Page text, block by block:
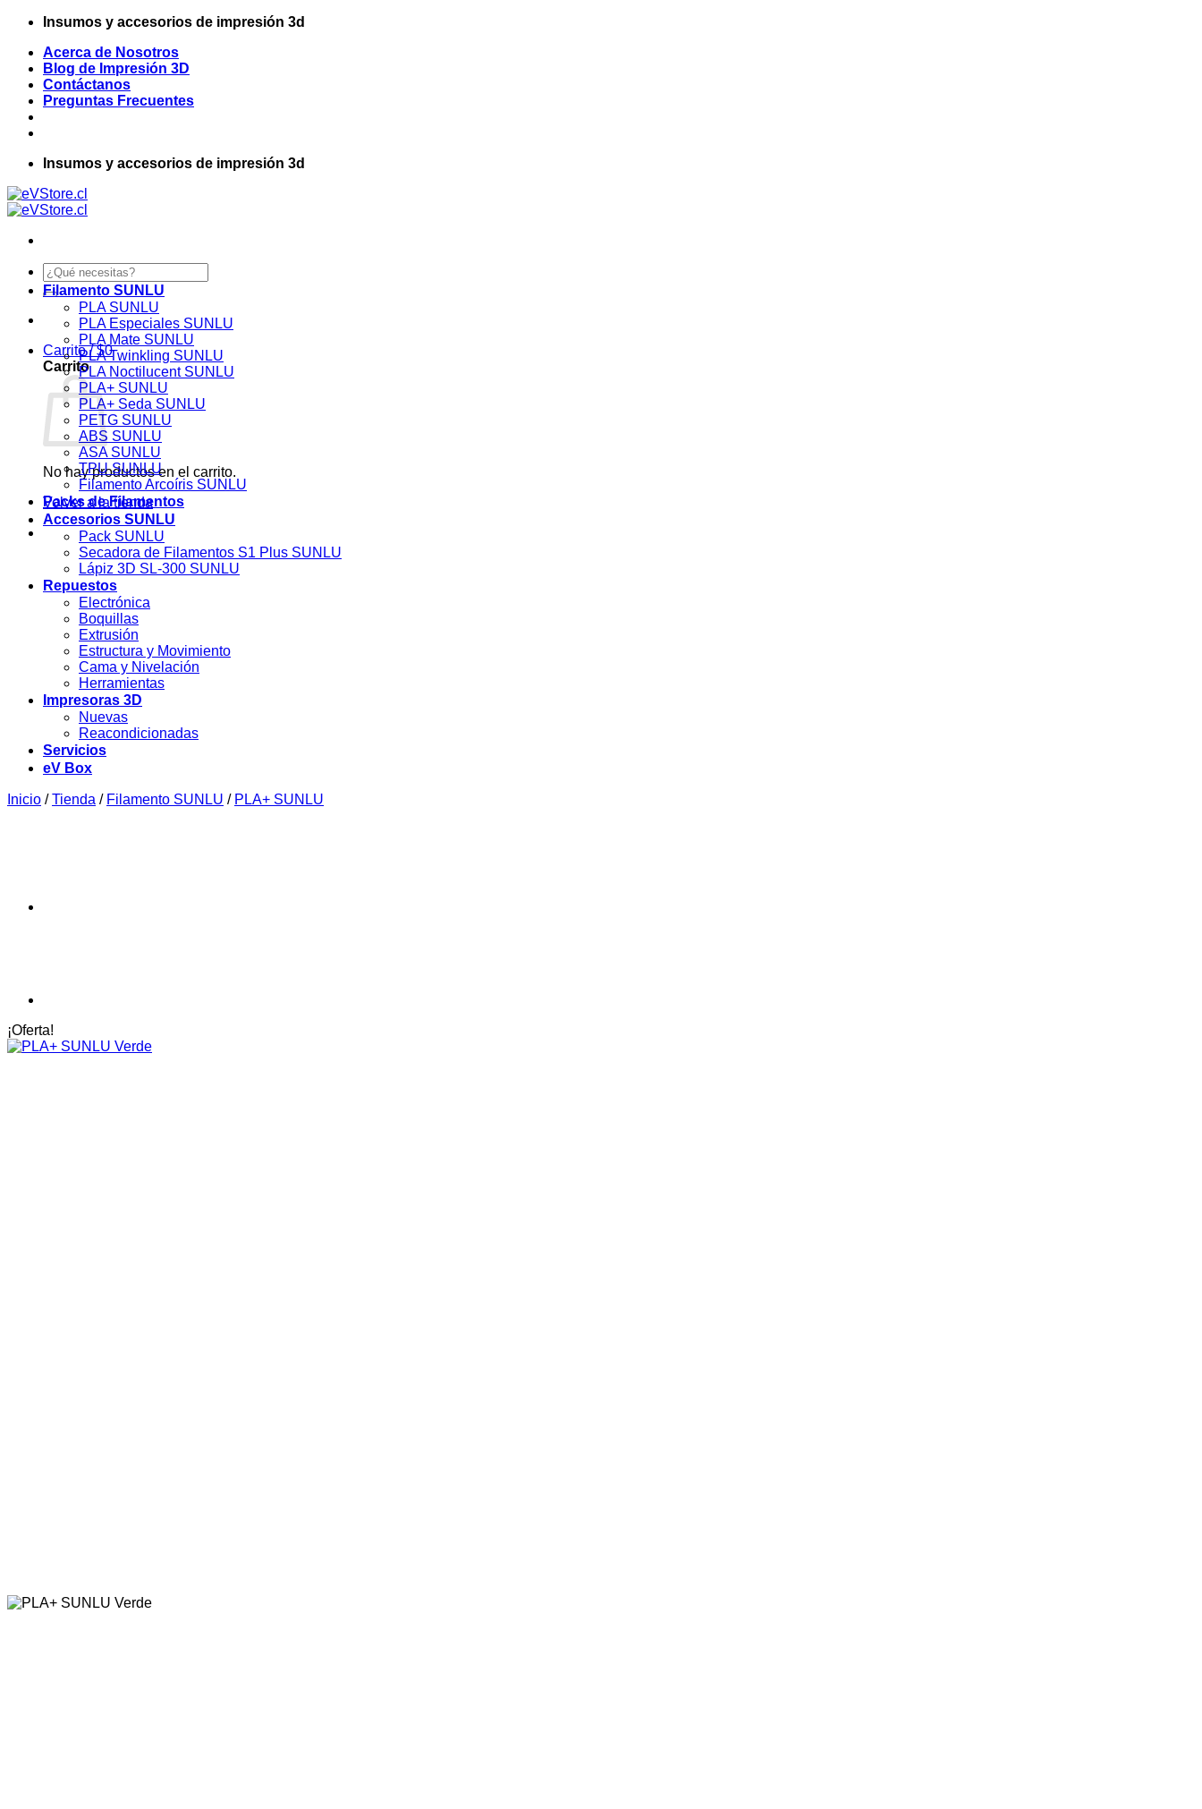
Saltar
contenido
Insumos y accesorios de impresión 3d
Acerca de Nosotros
Blog de Impresión 3D
Contáctanos
Preguntas Frecuentes
Insumos y accesorios de impresión 3d
Buscar
por:
Carrito /$0
Carrito
No hay productos en el carrito.
Volver a la tienda
Filamento SUNLU
PLA SUNLU
PLA Especiales SUNLU
PLA Mate SUNLU
PLA Twinkling SUNLU
PLA Noctilucent SUNLU
PLA+ SUNLU
PLA+ Seda SUNLU
PETG SUNLU
ABS SUNLU
ASA SUNLU
TPU SUNLU
Filamento Arcoíris SUNLU
Packs de Filamentos
Accesorios SUNLU
Pack SUNLU
Secadora de Filamentos S1 Plus SUNLU
Lápiz 3D SL-300 SUNLU
Repuestos
Electrónica
Boquillas
Extrusión
Estructura y Movimiento
Cama y Nivelación
Herramientas
Impresoras 3D
Nuevas
Reacondicionadas
Servicios
eV Box
Inicio / Tienda / Filamento SUNLU / PLA+ SUNLU
¡Oferta!